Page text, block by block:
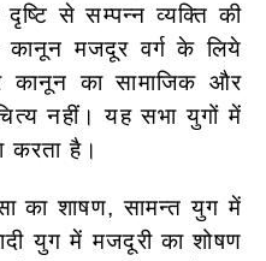
से सम्पन्न व्यक्ति की
कानून मजदूर वर्ग के लिये
कानून का सामाजिक और
नहीं। यह सभा युगों में
करता है।
का शाषण, सामन्त युग में
युग में मजदूरी का शोषण